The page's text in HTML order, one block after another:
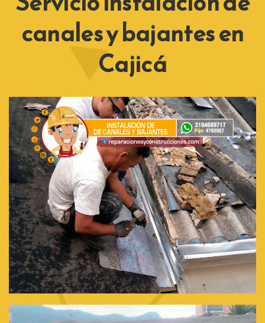
canales y bajantes en
Cajicá
Instalación de canal de aguas lluvias